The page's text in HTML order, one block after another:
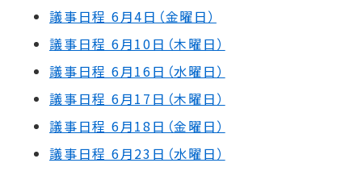
議事日程 6月4日（金曜日）
議事日程 6月10日（木曜日）
議事日程 6月16日（水曜日）
議事日程 6月17日（木曜日）
議事日程 6月18日（金曜日）
議事日程 6月23日（水曜日）